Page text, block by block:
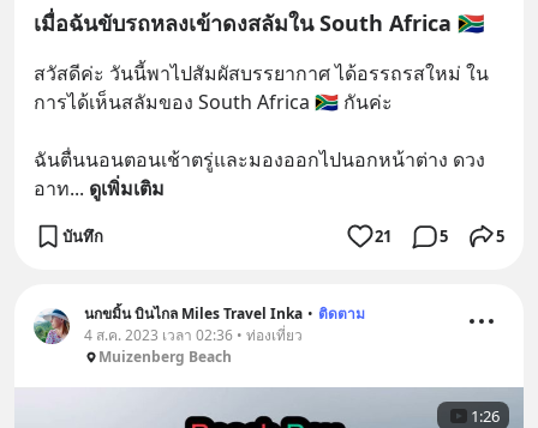
เมื่อฉันขับรถหลงเข้าดงสลัมใน South Africa 🇿🇦
สวัสดีค่ะ วันนี้พาไปสัมผัสบรรยากาศ ได้อรรถรสใหม่ ใน
การได้เห็นสลัมของ South Africa 🇿🇦 กันค่ะ
ฉันตื่นนอนตอนเช้าตรู่และมองออกไปนอกหน้าต่าง ดวง
อาท... ดูเพิ่มเติม
บันทึก 21 5 5
นกขมิ้น บินไกล Miles Travel Inka • ติดตาม
4 ส.ค. 2023 เวลา 02:36 • ท่องเที่ยว
Muizenberg Beach
1:26